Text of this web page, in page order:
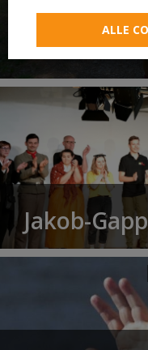
Neuer
Laudato si’
Jakob-
ALLE